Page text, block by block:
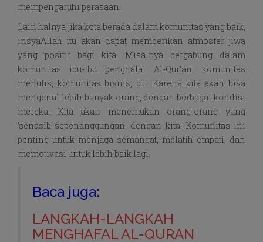
mempengaruhi perasaan.
Lain halnya jika kota berada dalam komunitas yang baik,
insyaAllah itu akan dapat memberikan atmosfer jiwa
yang positif bagi kita. Misalnya bergabung dalam
komunitas ibu-ibu penghafal Al-Qur'an, komunitas
menulis, komunitas bisnis, dll. Karena kita akan bisa
mengenal lebih banyak orang, dengan berbagai kondisi
mereka. Kita akan menemukan orang-orang yang
'senasib sepenanggungan' dengan kita. Komunitas ini
penting untuk menjaga semangat, melatih empati, dan
memotivasi untuk lebih baik lagi.
Baca juga:
LANGKAH-LANGKAH
MENGHAFAL AL-QURAN